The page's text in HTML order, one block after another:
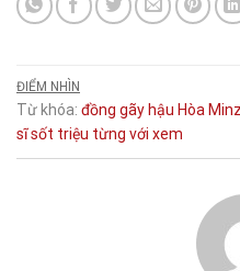
ĐIỂM NHÌN
Từ khóa: đồng gãy hậu Hòa
sĩsốt triệu từng với xem